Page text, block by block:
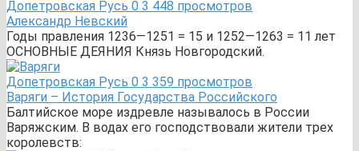
Допетровская Русь 0 3 448 просмотров
Александр Невский
Годы правления 1236—1251 = 15 и 1252—1263 = 11 лет
ОСНОВНЫЕ ДЕЯНИЯ Князь Новгородский.
Допетровская Русь 0 3 359 просмотров
Варяги – История Государства Российского
Балтийское море издревле называлось в России
Варяжским. В водах его господствовали жители трех
королевств: